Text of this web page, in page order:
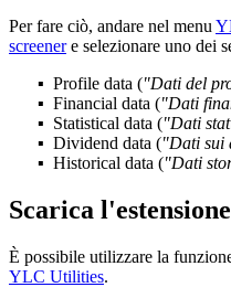
Per fare ciò, andare nel menu
screenere selezionare uno dei
Profile data ("Dati del
Financial data ("Dati
Statistical data ("Dati
Dividend data ("Dati sui
Historical data ("Dati
Scarica l'estensione
È possibile utilizzare la
YLC Utilities.